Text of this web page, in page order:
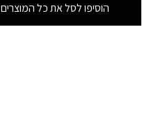
הוסיפו לסל את כל המוצרים